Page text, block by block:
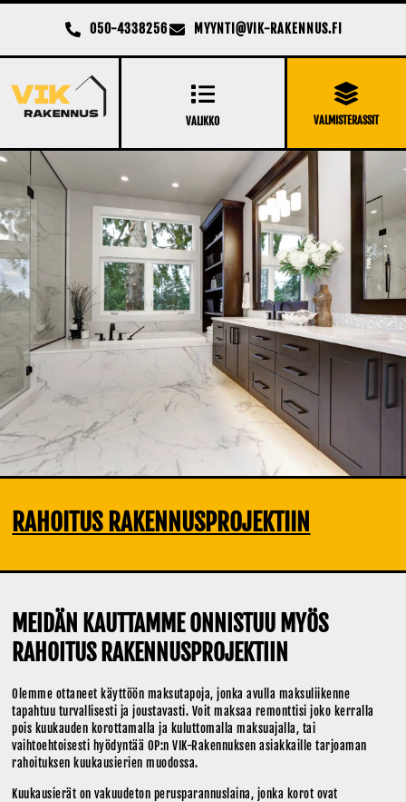
050-4338256 MYYNTI@VIK-RAKENNUS.FI
VALIKKO VALMISTERASSIT
RAHOITUS RAKENNUSPROJEKTIIN
MEIDÄN KAUTTAMME ONNISTUU MYÖS
RAHOITUS RAKENNUSPROJEKTIIN
Olemme ottaneet käyttöön maksutapoja, jonka avulla maksuliikenne
tapahtuu turvallisesti ja joustavasti. Voit maksaa remonttisi joko kerralla
pois kuukauden korottamalla ja kuluttomalla maksuajalla, tai
vaihtoehtoisesti hyödyntää OP:n VIK-Rakennuksen asiakkaille tarjoaman
rahoituksen kuukausierien muodossa.
Kuukausierät on vakuudeton perusparannuslaina, jonka korot ovat